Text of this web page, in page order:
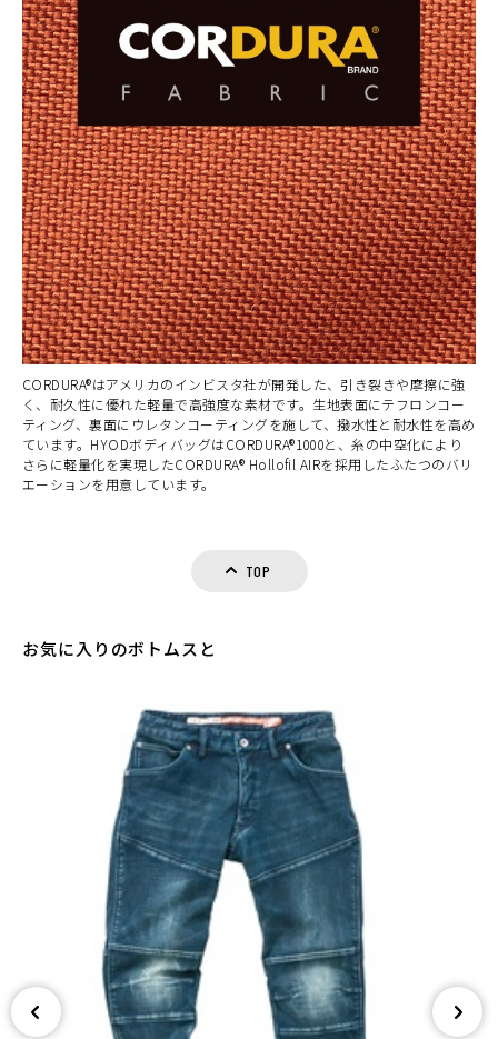
CORDURA®はアメリカのインビスタ社が開発した、引き裂きや摩擦に強
く、耐久性に優れた軽量で高強度な素材です。生地表面にテフロンコー
ティング、裏面にウレタンコーティングを施して、撥水性と耐水性を高め
ています。HYODボディバッグはCORDURA®1000と、糸の中空化により
さらに軽量化を実現したCORDURA® Hollofil AIRを採用したふたつのバリ
エーションを用意しています。
TOP
お気に入りのボトムスと